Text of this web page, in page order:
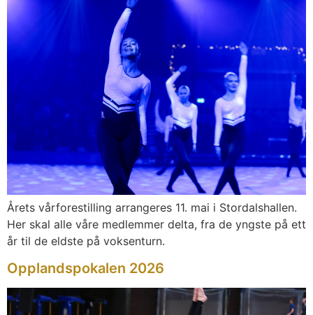
Årets vårforestilling arrangeres 11. mai i Stordalshallen.
Her skal alle våre medlemmer delta, fra de yngste på ett
år til de eldste på voksenturn.
Opplandspokalen 2026